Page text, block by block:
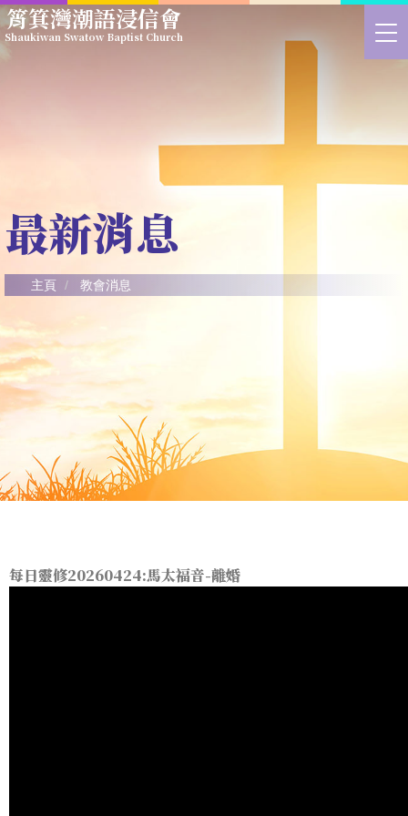
Skip
to
>
切
單
筲箕灣潮語浸信會
Shaukiwan Swatow Baptist Church
最新消息
主頁 教會消息
每日靈修20260424:馬太福音-離婚